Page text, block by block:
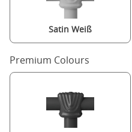
Satin Weiß
Premium Colours